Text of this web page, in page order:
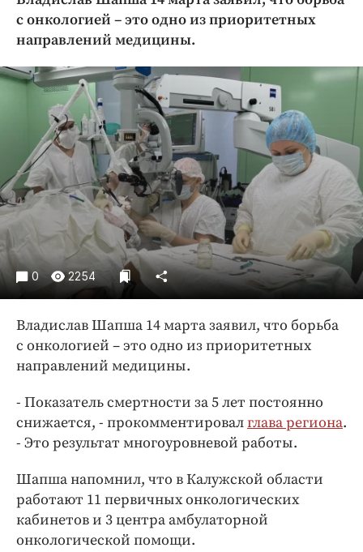
Криминал
Культура
Образование
Общество
Погода
Праздники
Происшествия
Спорт
Экономика и бизнес
ПРОЕКТЫ
Блоги
Издания
Медиаперсона
Интересное чтиво
Бренд года
Работодатель года
с онкологией – это одно из приоритетных
направлений медицины.
0 2254
Владислав Шапша 14 марта заявил, что борьба
с онкологией – это одно из приоритетных
направлений медицины.
- Показатель смертности за 5 лет постоянно
снижается, - прокомментировалглава региона.
- Это результат многоуровневой работы.
Шапша напомнил, что в Калужской области
работают 11 первичных онкологических
кабинетов и 3 центра амбулаторной
онкологической помощи.